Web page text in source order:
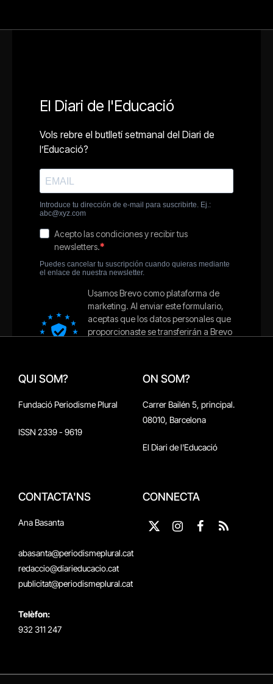
QUI SOM?
Fundació Periodisme Plural
ISSN 2339 - 9619
ON SOM?
Carrer Bailén 5, principal.
08010, Barcelona
El Diari de l'Educació
CONTACTA'NS
Ana Basanta
abasanta@periodismeplural.cat
redaccio@diarieducacio.cat
publicitat@periodismeplural.cat
Telèfon:
932 311 247
CONNECTA
X
Instagram
Facebook
RSS